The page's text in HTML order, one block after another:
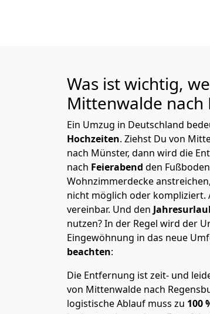
Was ist wichtig,
Mittenwalde nach
Ein Umzug in Deutschland
Hochzeiten. Ziehst Du von
nach Münster, dann wird die
nach Feierabend den
Wohnzimmerdecke
nicht möglich oder kompliziert.
vereinbar. Und den
nutzen? In der Regel wird der
Eingewöhnung in das neue
beachten:
Die Entfernung ist zeit- und
von Mittenwalde nach
logistische Ablauf muss zu 100